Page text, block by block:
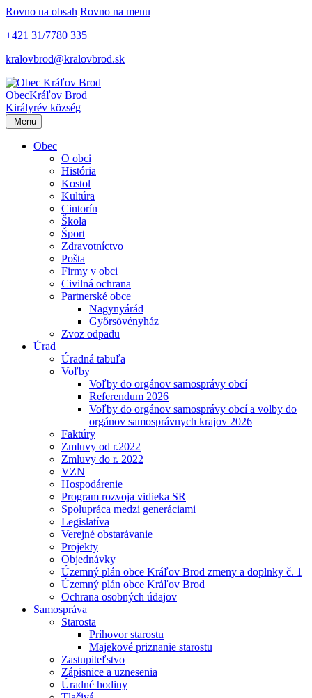
Rovno na obsah Rovno na menu
+421 31/7780 335
kralovbrod@kralovbrod.sk
ObecKráľov Brod
Királyrév község
Menu
Obec
O obci
História
Kostol
Kultúra
Cintorín
Škola
Šport
Zdravotníctvo
Pošta
Firmy v obci
Civilná ochrana
Partnerské obce
Nagynyárád
Győrsövényház
Zvoz odpadu
Úrad
Úradná tabuľa
Voľby
Voľby do orgánov samosprávy obcí
Referendum 2026
Voľby do orgánov samosprávy obcí a volby do
orgánov samosprávnych krajov 2026
Faktúry
Zmluvy od r.2022
Zmluvy do r. 2022
VZN
Hospodárenie
Program rozvoja vidieka SR
Spolupráca medzi generáciami
Legislatíva
Verejné obstarávanie
Projekty
Objednávky
Územný plán obce Kráľov Brod zmeny a doplnky č. 1
Územný plán obce Kráľov Brod
Ochrana osobných údajov
Samospráva
Starosta
Príhovor starostu
Majekové priznanie starostu
Zastupiteľstvo
Zápisnice a uznesenia
Úradné hodiny